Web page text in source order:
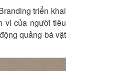
triển khai
vi của người tiêu
quảng bá vật